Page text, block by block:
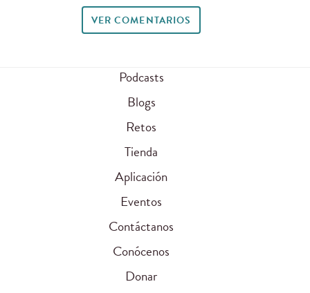
VER COMENTARIOS
Podcasts
Blogs
Retos
Tienda
Aplicación
Eventos
Contáctanos
Conócenos
Donar